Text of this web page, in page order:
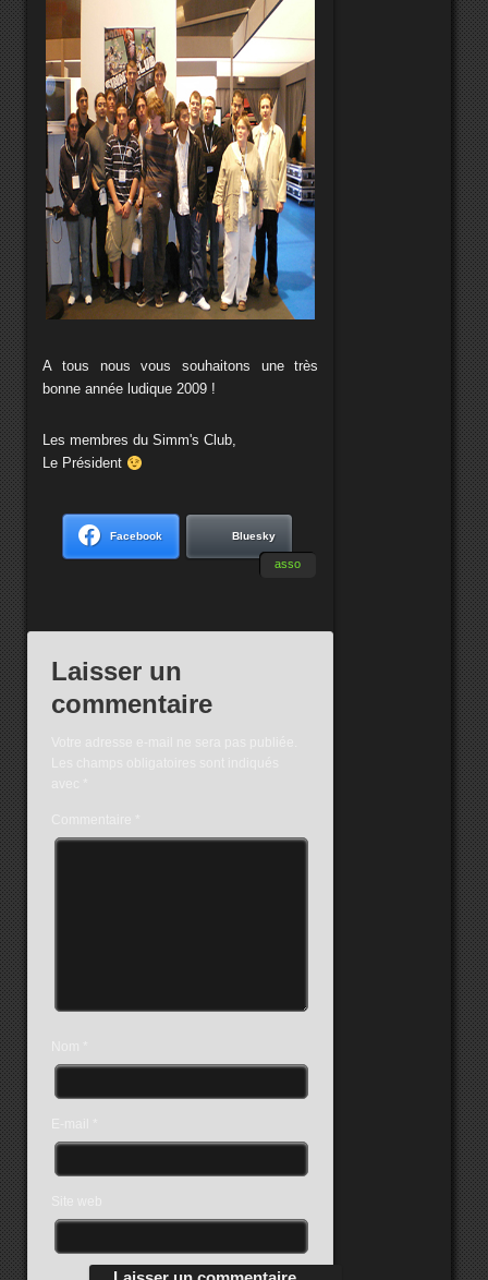
A tous nous vous souhaitons une très
bonne année ludique 2009 !
Les membres du Simm's Club,
Le Président
Facebook Bluesky
asso
Laisser un
commentaire